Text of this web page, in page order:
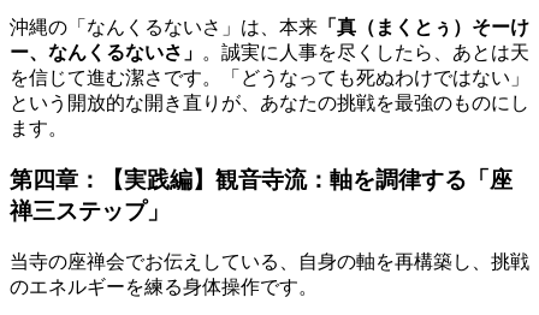
沖縄の「なんくるないさ」は、本来 「真（まくとぅ）そーけ
ー、なんくるないさ」 。誠実に人事を尽くしたら、あとは天
を信じて進む潔さです。「どうなっても死ぬわけではない」
という開放的な開き直りが、あなたの挑戦を最強のものにし
ます。
第四章：【実践編】観音寺流：軸を調律する「座
禅三ステップ」
当寺の座禅会でお伝えしている、自身の軸を再構築し、挑戦
のエネルギーを練る身体操作です。